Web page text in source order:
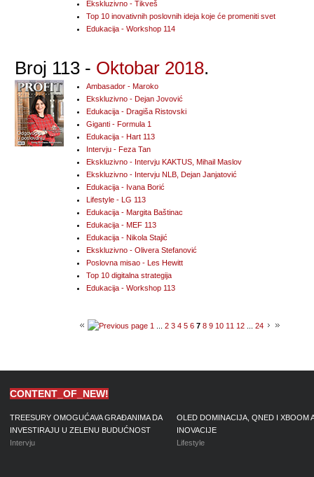
Ekskluzivno - Tikveš
Top 10 inovativnih poslovnih ideja koje će promeniti svet
Edukacija - Workshop 114
Broj 113 - Oktobar 2018.
Ambasador - Maroko
Ekskluzivno - Dejan Jovović
Edukacija - Dragiša Ristovski
Giganti - Formula 1
Edukacija - Hart 113
Intervju - Feza Tan
Ekskluzivno - Intervju KAKTUS, Mihail Maslov
Ekskluzivno - Intervju NLB, Dejan Janjatović
Edukacija - Ivana Borić
Lifestyle - LG 113
Edukacija - Margita Baštinac
Edukacija - MEF 113
Edukacija - Nikola Stajić
Ekskluzivno - Olivera Stefanović
Poslovna misao - Les Hewitt
Top 10 digitalna strategija
Edukacija - Workshop 113
1 2 3 4 5 6 7 8 9 10 11 12... 24
CONTENT_OF_NEW!
TREESURY OMOGUĆAVA GRAĐANIMA DA
INVESTIRAJU U ZELENU BUDUĆNOST
Intervju
OLED DOMINACIJA, QNED I XBOOM
INOVACIJE
Lifestyle